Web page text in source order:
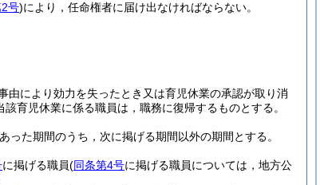
号)により，任命権者に届け出なければならない。
により効力を失ったとき又は育児休業の承認が取り消
該育児休業に係る職員は，職務に復帰するものとする。
た期間のうち，次に掲げる期間以外の期間とする。
に掲げる職員(同条第4号に掲げる職員については，地方公